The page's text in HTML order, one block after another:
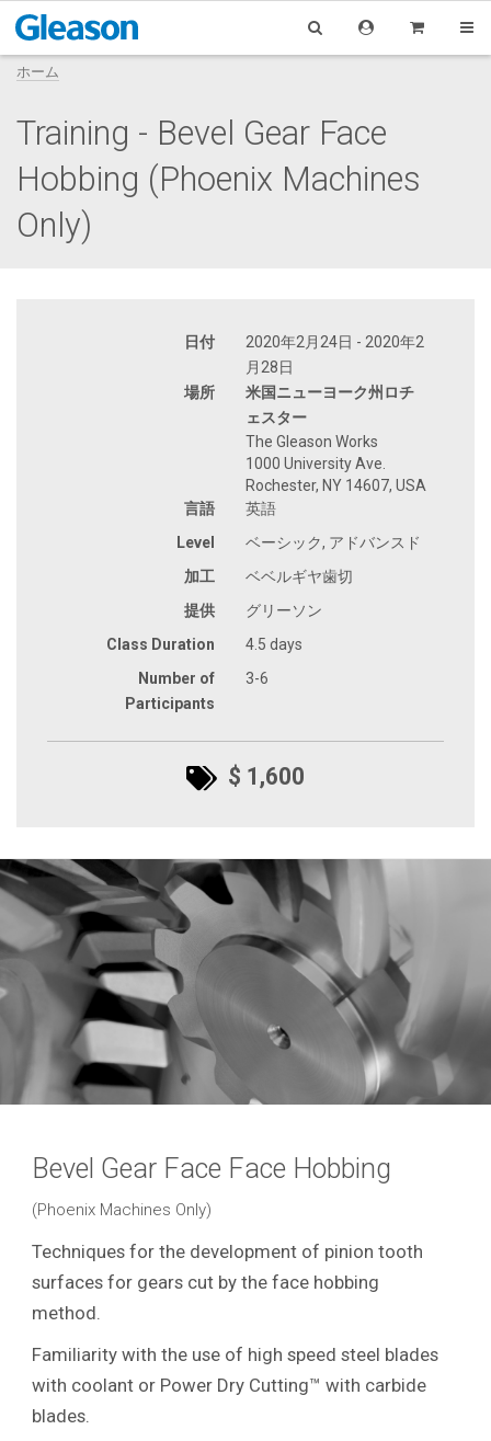
ホーム
Training - Bevel Gear Face
Hobbing (Phoenix Machines
Only)
日付
2020年2月24日 - 2020年2
月28日
場所
米国ニューヨーク州ロチ
ェスター
The Gleason Works
1000 University Ave.
Rochester, NY 14607, USA
言語
英語
Level
ベーシック, アドバンスド
加工
ベベルギヤ歯切
提供
グリーソン
Class Duration
4.5 days
Number of
Participants
3-6
$ 1,600
Bevel Gear Face Face Hobbing
(Phoenix Machines Only)
Techniques for the development of pinion tooth
surfaces for gears cut by the face hobbing
method.
Familiarity with the use of high speed steel blades
with coolant or Power Dry Cutting™ with carbide
blades.